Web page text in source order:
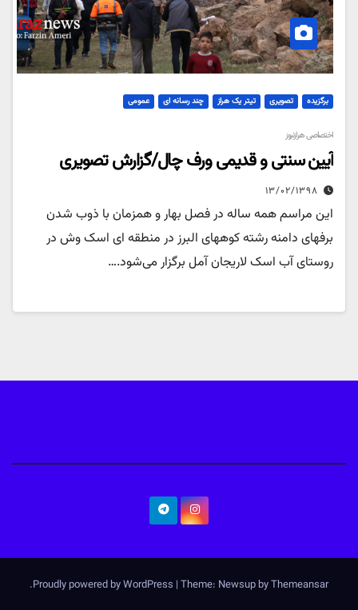
برگزیده تصویری تیتر یک هراز چند رسانه ای عمومی
اختصاصی هرازنیوز
آیین سنتی و قدیمی ورف چال/گزارش تصویری
۱۳/۰۲/۱۳۹۸
این مراسم همه ساله در فصل بهار و همزمان با ذوب شدن
برفهای دامنه رشته کوههای البرز در منطقه ای اسک وش در
روستای آب اسک لاریجان آمل برگزار می‌شود.…
Proudly powered by WordPress | Theme: Newsup byThemeansar
.